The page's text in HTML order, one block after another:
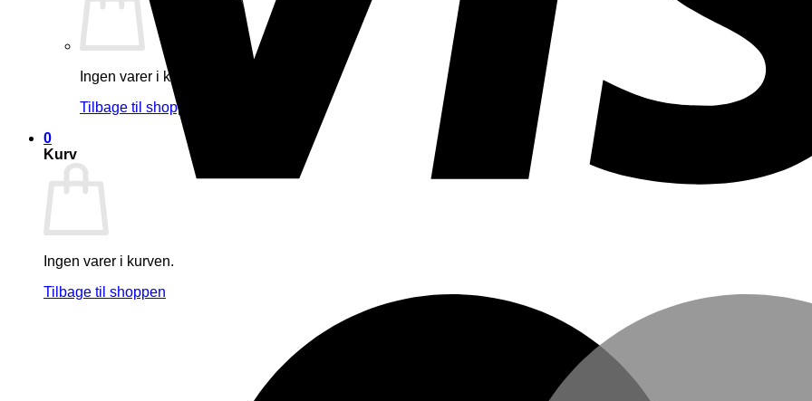
Ingen varer i kurven.
Tilbage til shoppen
0
Kurv
Ingen varer i kurven.
Tilbage til shoppen